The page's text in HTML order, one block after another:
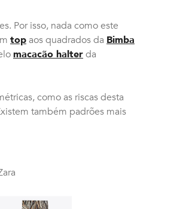
Por isso, nada como este
topaos quadrados da Bimba
macacão halterda
como as riscas desta
também padrões mais